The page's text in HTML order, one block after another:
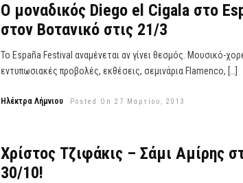
Ο μοναδικός Diego el Cigala στο
στον Βοτανικό στις 21/3
Το España Festival αναμένεται αν γίνει θεσμός. Μουσικό-
εντυπωσιακές προβολές, εκθέσεις, σεμινάρια Flamenco, […]
Ηλέκτρα Λήμνιου Posted On 27 Μαρτίου, 2013
Χρίστος Τζιφάκις – Σάμι Αμίρης
30/10!